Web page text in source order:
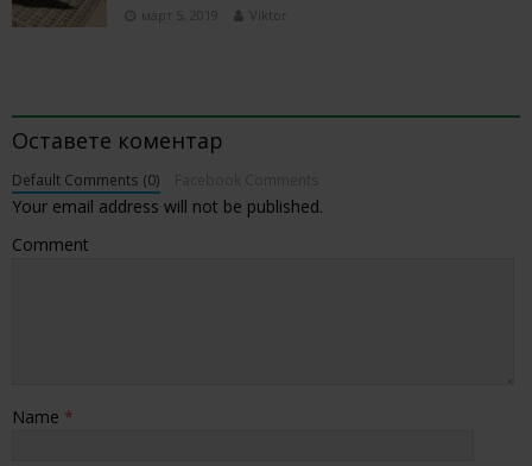
март 5, 2019 Viktor
Оставете коментар
Default Comments (0)
Your email address will not be published.
Comment
Name *